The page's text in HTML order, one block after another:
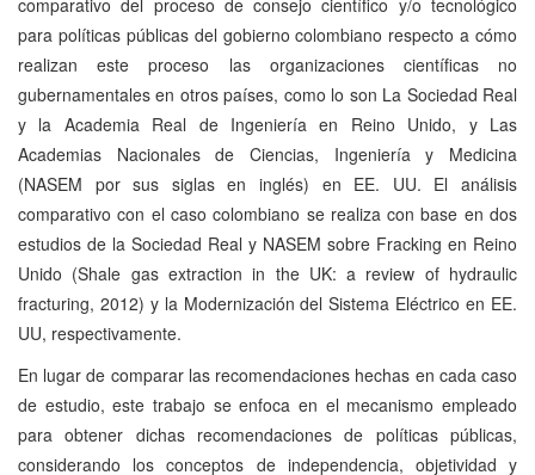
comparativo del proceso de consejo científico y/o tecnológico
para políticas públicas del gobierno colombiano respecto a cómo
realizan este proceso las organizaciones científicas no
gubernamentales en otros países, como lo son La Sociedad Real
y la Academia Real de Ingeniería en Reino Unido, y Las
Academias Nacionales de Ciencias, Ingeniería y Medicina
(NASEM por sus siglas en inglés) en EE. UU. El análisis
comparativo con el caso colombiano se realiza con base en dos
estudios de la Sociedad Real y NASEM sobre Fracking en Reino
Unido (Shale gas extraction in the UK: a review of hydraulic
fracturing, 2012) y la Modernización del Sistema Eléctrico en EE.
UU, respectivamente.
En lugar de comparar las recomendaciones hechas en cada caso
de estudio, este trabajo se enfoca en el mecanismo empleado
para obtener dichas recomendaciones de políticas públicas,
considerando los conceptos de independencia, objetividad y